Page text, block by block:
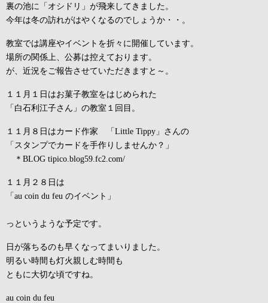
裏の池に「オシドリ」が飛来してきました。
今年は冬の訪れがはやくなるのでしょうか・・。
教室では講座やイベントを折々に開催しています。
場所の関係上、公募は控えております。
が、近況をご報告させていただきますと～。
１１月１日はお菓子教室をはじめられた
「白石利江子さん」の教室１回目。
１１月８日はカード作家 「Little Tippy」さんの
「スタンプでカードを手作りしませんか？」
＊BLOG tipico.blog59.fc2.com/
１１月２８日は
「au coin du feu のイベント」
っというような予定です。
日が落ちるのも早くなってまいりました。
明るい時間も灯火親しむ時間も
ともに大切な頃ですね。
au coin du feu